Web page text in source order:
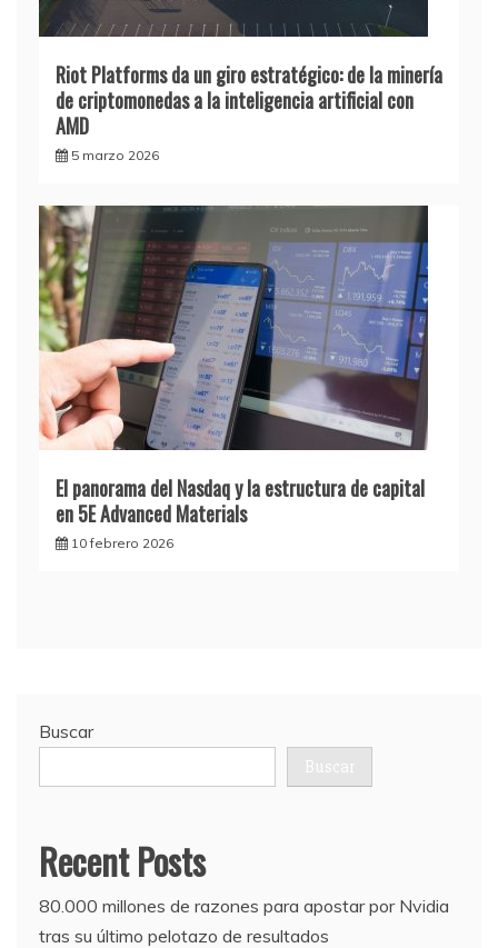
Riot Platforms da un giro estratégico: de la minería
de criptomonedas a la inteligencia artificial con
AMD
5 marzo 2026
El panorama del Nasdaq y la estructura de capital
en 5E Advanced Materials
10 febrero 2026
Buscar
Buscar
Recent Posts
80.000 millones de razones para apostar por Nvidia
tras su último pelotazo de resultados